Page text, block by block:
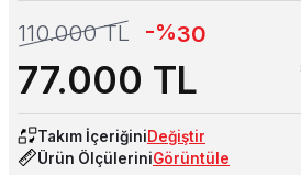
110.000TL -%30
77.000 TL
Takım İçeriğiniDeğiştir
Ürün ÖlçüleriniGörüntüle